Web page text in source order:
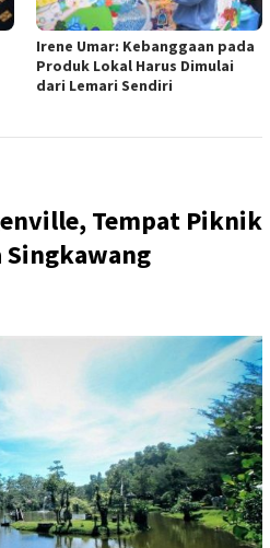
Irene Umar: Kebanggaan pada
Produk Lokal Harus Dimulai
dari Lemari Sendiri
Tempat Piknik